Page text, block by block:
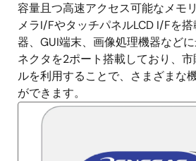
容量且つ高速アクセス可能なメモ
メラI/FやタッチパネルLCD I/Fを
器、GUI端末、画像処理機器など
ネクタを2ポート搭載しており、
ルを利用することで、さまざまな
ができます。